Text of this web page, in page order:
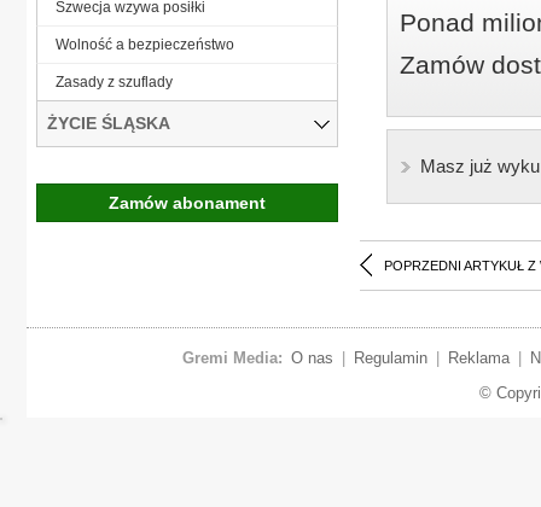
Ponad
Zamów
Masz już
POPRZEDNI ARTYKUŁ Z
Szwecja wzywa posiłki
Wolność a bezpieczeństwo
Zasady z szuflady
ŻYCIE ŚLĄSKA
Zamów abonament
Gremi Media: O nas Regulamin Reklama
©